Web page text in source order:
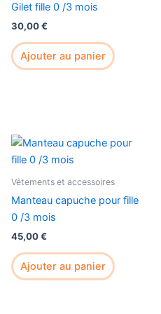
Gilet fille 0 /3 mois
30,00€
Ajouter au panier
Vêtements et accessoires
Manteau capuche pour fille
0 /3 mois
45,00€
Ajouter au panier